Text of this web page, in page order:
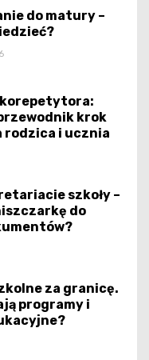
do matury –
krok
rodzica i ucznia
szkoły –
do
za granicę.
programy i